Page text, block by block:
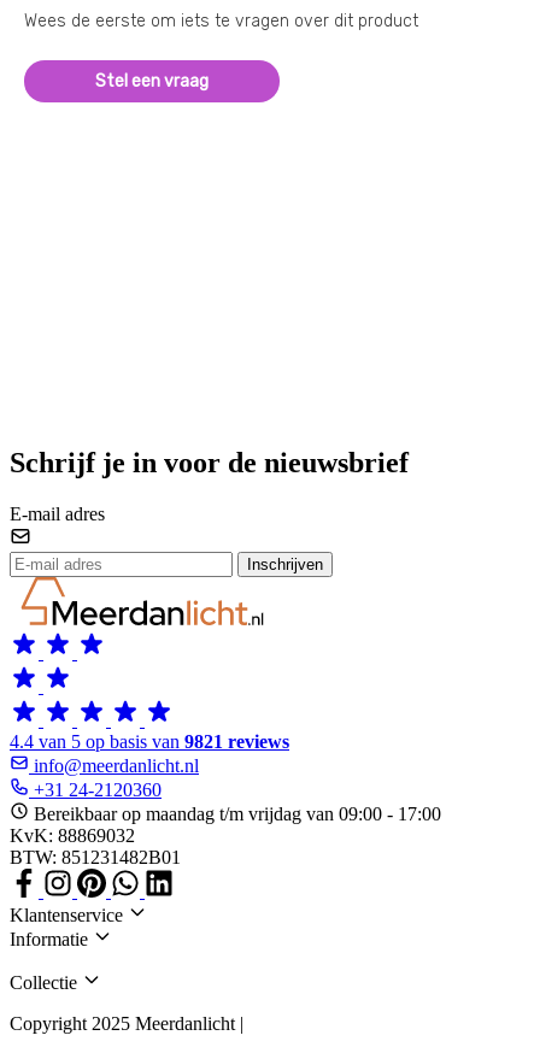
Wees de eerste om iets te vragen over dit product
Stel een vraag
Schrijf je in voor de nieuwsbrief
E-mail adres
Inschrijven
4.4 van 5 op basis van 9821 reviews
info@meerdanlicht.nl
+31 24-2120360
Bereikbaar op maandag t/m vrijdag van 09:00 - 17:00
KvK: 88869032
BTW: 851231482B01
Klantenservice
Informatie
Collectie
Copyright 2025 Meerdanlicht |